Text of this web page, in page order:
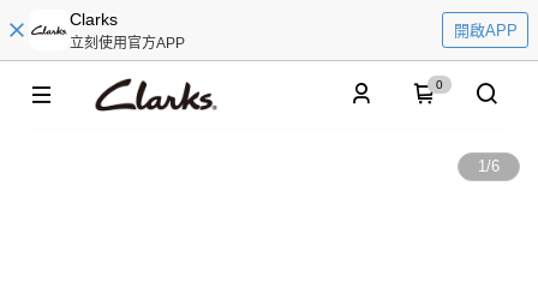
Clarks
立刻使用官方APP
開啟APP
0
1/6